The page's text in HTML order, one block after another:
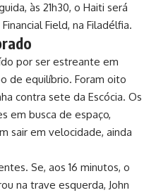
às 21h30, o Haiti será
Field, na Filadélfia.
por ser estreante em
de equilíbrio. Foram oito
contra sete da Escócia. Os
em busca de espaço,
sair em velocidade, ainda
Se, aos 16 minutos, o
na trave esquerda, John